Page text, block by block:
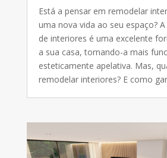
Está a pensar em remodelar
uma nova vida ao seu espaço?
de interiores é uma excelente
a sua casa, tornando-a mais
esteticamente apelativa. Mas,
remodelar interiores? E como